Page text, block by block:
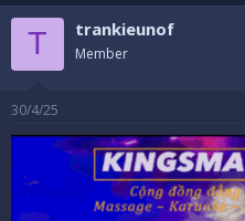
T trankieunof
Member
30/4/25